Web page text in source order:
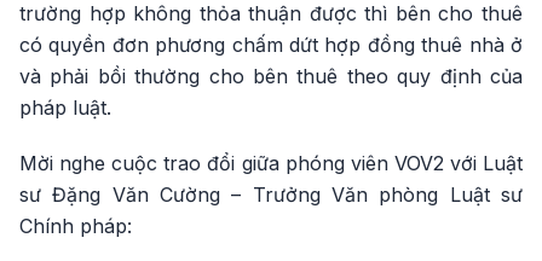
trường hợp không thỏa thuận được thì bên cho thuê
có quyền đơn phương chấm dứt hợp đồng thuê nhà ở
và phải bồi thường cho bên thuê theo quy định của
pháp luật.
Mời nghe cuộc trao đổi giữa phóng viên VOV2 với Luật
sư Đặng Văn Cường – Trưởng Văn phòng Luật sư
Chính pháp: